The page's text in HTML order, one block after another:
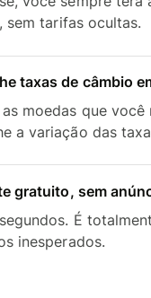
sem tarifas ocultas.
taxas de câmbio
moedas que você
a variação das
gratuito, sem
É
inesperados.